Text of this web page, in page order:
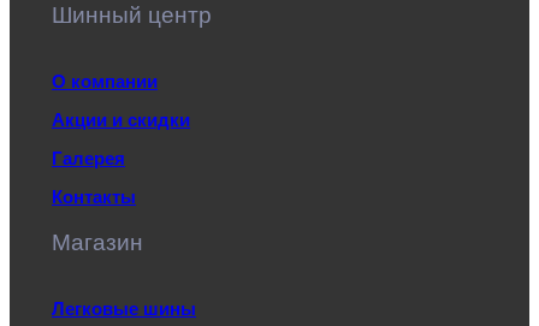
Шинный центр
О компании
Акции и скидки
Галерея
Контакты
Магазин
Легковые шины